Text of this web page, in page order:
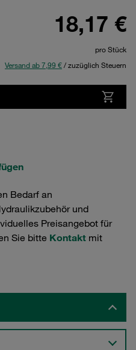
18,17 €
pro Stück
Versand ab 7,99 €/ zuzüglich Steuern
Bedarf an
und
Preisangebot für
Sie bitte Kontakt mit